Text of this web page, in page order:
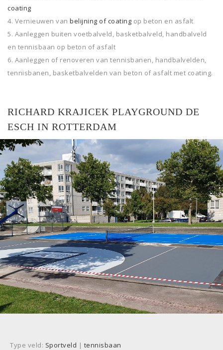
coating
Vernieuwen van belijning of coating op beton en asfalt
Aanleggen buiten voetbalveld, basketbalveld, handbalveld
en tennisbaan op beton of asfalt
Aanleggen of renoveren van tennisbanen, handbalvelden,
tennisbanen, basketbalvelden van beton of asfalt met coating.
RICHARD KRAJICEK PLAYGROUND DE
ESCH IN ROTTERDAM
Type veld: Sportveld | tennisbaan